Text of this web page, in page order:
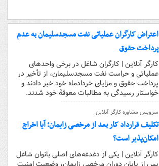
اعتراض کارگران عملیاتی نفت مسجدسلیمان به عدم
پرداخت حقوق
کارگر آنلاین | کارگران شاغل در برخی واحدهای
عملیاتی و حراست نفت مسجدسلیمان، از تأخیر در
پرداخت حقوق و مزایای خردادماه خود خبر دادند و
خواستار رسیدگی به مطالبات معوقۀ خود شدند.
سرویس مشاوره کارگر آنلاین
تکلیف قرارداد کار بعد از مرخصی زایمان؛ آیا اخراج
امکان‌پذیر است؟
کارگر آنلاین | یکی از دغدغه‌های اصلی بانوان شاغل